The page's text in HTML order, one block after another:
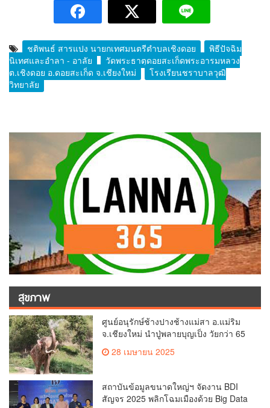
ชุติพนธ์ สารแปง นายกเทศมนตรีตำบลเชิงดอย
พิธีปัจฉิม
นิเทศและอำลา - อาลัย
วัดพระธาตุดอยสะเก็ดพระอารมหลวง
ต.เชิงดอย อ.ดอยสะเก็ด จ.เชียงใหม่
โรงเรียนชราบาลวุฒิ
วิทยาลัย
สุขภาพ
ศูนย์อนุรักษ์ช้างปางช้างแม่สา อ.แม่ริม
จ.เชียงใหม่ นำปู่พลายบุญเป็ง วัยกว่า 65
ปี เข้าสู่บ้านพักช้างชรา เพื่อพักผ่อนเต็มที่
28 เมษายน 2025
สถาบันข้อมูลขนาดใหญ่ฯ จัดงาน BDI
สัญจร 2025 พลิกโฉมเมืองด้วย Big Data